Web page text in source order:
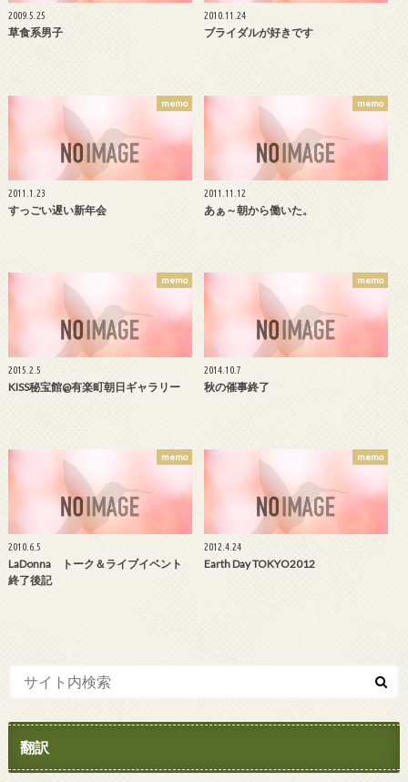
2009.5.25
草食系男子
2010.11.24
ブライダルが好きです
memo
2011.1.23
すっごい遅い新年会
memo
2011.11.12
あぁ～朝から働いた。
memo
2015.2.5
KISS秘宝館@有楽町朝日ギャラリー
memo
2014.10.7
秋の催事終了
memo
2010.6.5
LaDonna トーク＆ライブイベント
終了後記
memo
2012.4.24
Earth Day TOKYO2012
翻訳